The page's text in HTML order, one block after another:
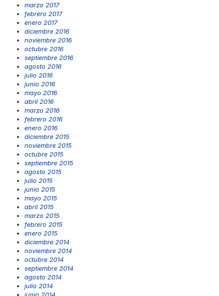
marzo 2017
febrero 2017
enero 2017
diciembre 2016
noviembre 2016
octubre 2016
septiembre 2016
agosto 2016
julio 2016
junio 2016
mayo 2016
abril 2016
marzo 2016
febrero 2016
enero 2016
diciembre 2015
noviembre 2015
octubre 2015
septiembre 2015
agosto 2015
julio 2015
junio 2015
mayo 2015
abril 2015
marzo 2015
febrero 2015
enero 2015
diciembre 2014
noviembre 2014
octubre 2014
septiembre 2014
agosto 2014
julio 2014